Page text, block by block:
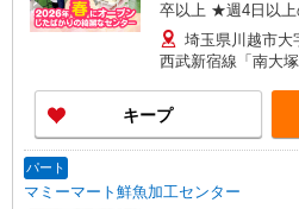
卒以上 ★週4日以上の勤務契約の方は、日・祝日
は時給100円UP！
埼玉県川越市大
西武新宿線「南大
キープ
パート
マミーマート鮮魚加工センター